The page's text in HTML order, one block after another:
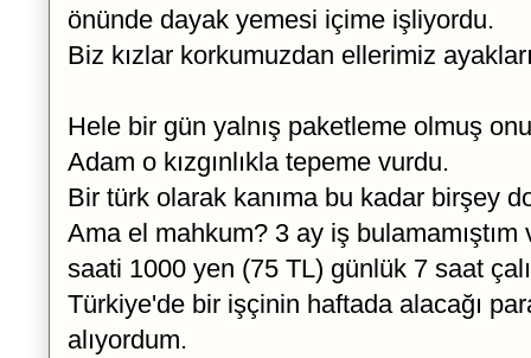
önünde dayak yemesi içime işliyordu.
Biz kızlar korkumuzdan ellerimiz
Hele bir gün yalnış paketleme olmuş
Adam o kızgınlıkla tepeme vurdu.
Bir türk olarak kanıma bu kadar birşey
Ama el mahkum? 3 ay iş bulamamıştım
saati 1000 yen (75 TL) günlük 7 saat
Türkiye'de bir işçinin haftada alacağı
alıyordum.